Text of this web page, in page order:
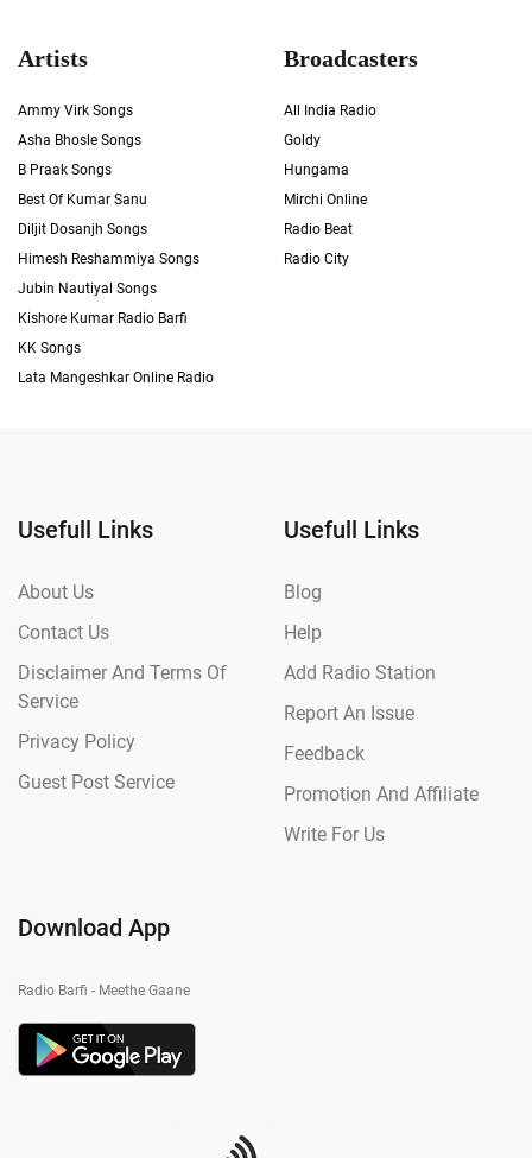
Artists
Ammy Virk Songs
Asha Bhosle Songs
B Praak Songs
Best Of Kumar Sanu
Diljit Dosanjh Songs
Himesh Reshammiya Songs
Jubin Nautiyal Songs
Kishore Kumar Radio Barfi
KK Songs
Lata Mangeshkar Online Radio
Broadcasters
All India Radio
Goldy
Hungama
Mirchi Online
Radio Beat
Radio City
Usefull Links
About Us
Contact Us
Disclaimer And Terms Of
Service
Privacy Policy
Guest Post Service
Usefull Links
Blog
Help
Add Radio Station
Report An Issue
Feedback
Promotion And Affiliate
Write For Us
Download App
Radio Barfi - Meethe Gaane